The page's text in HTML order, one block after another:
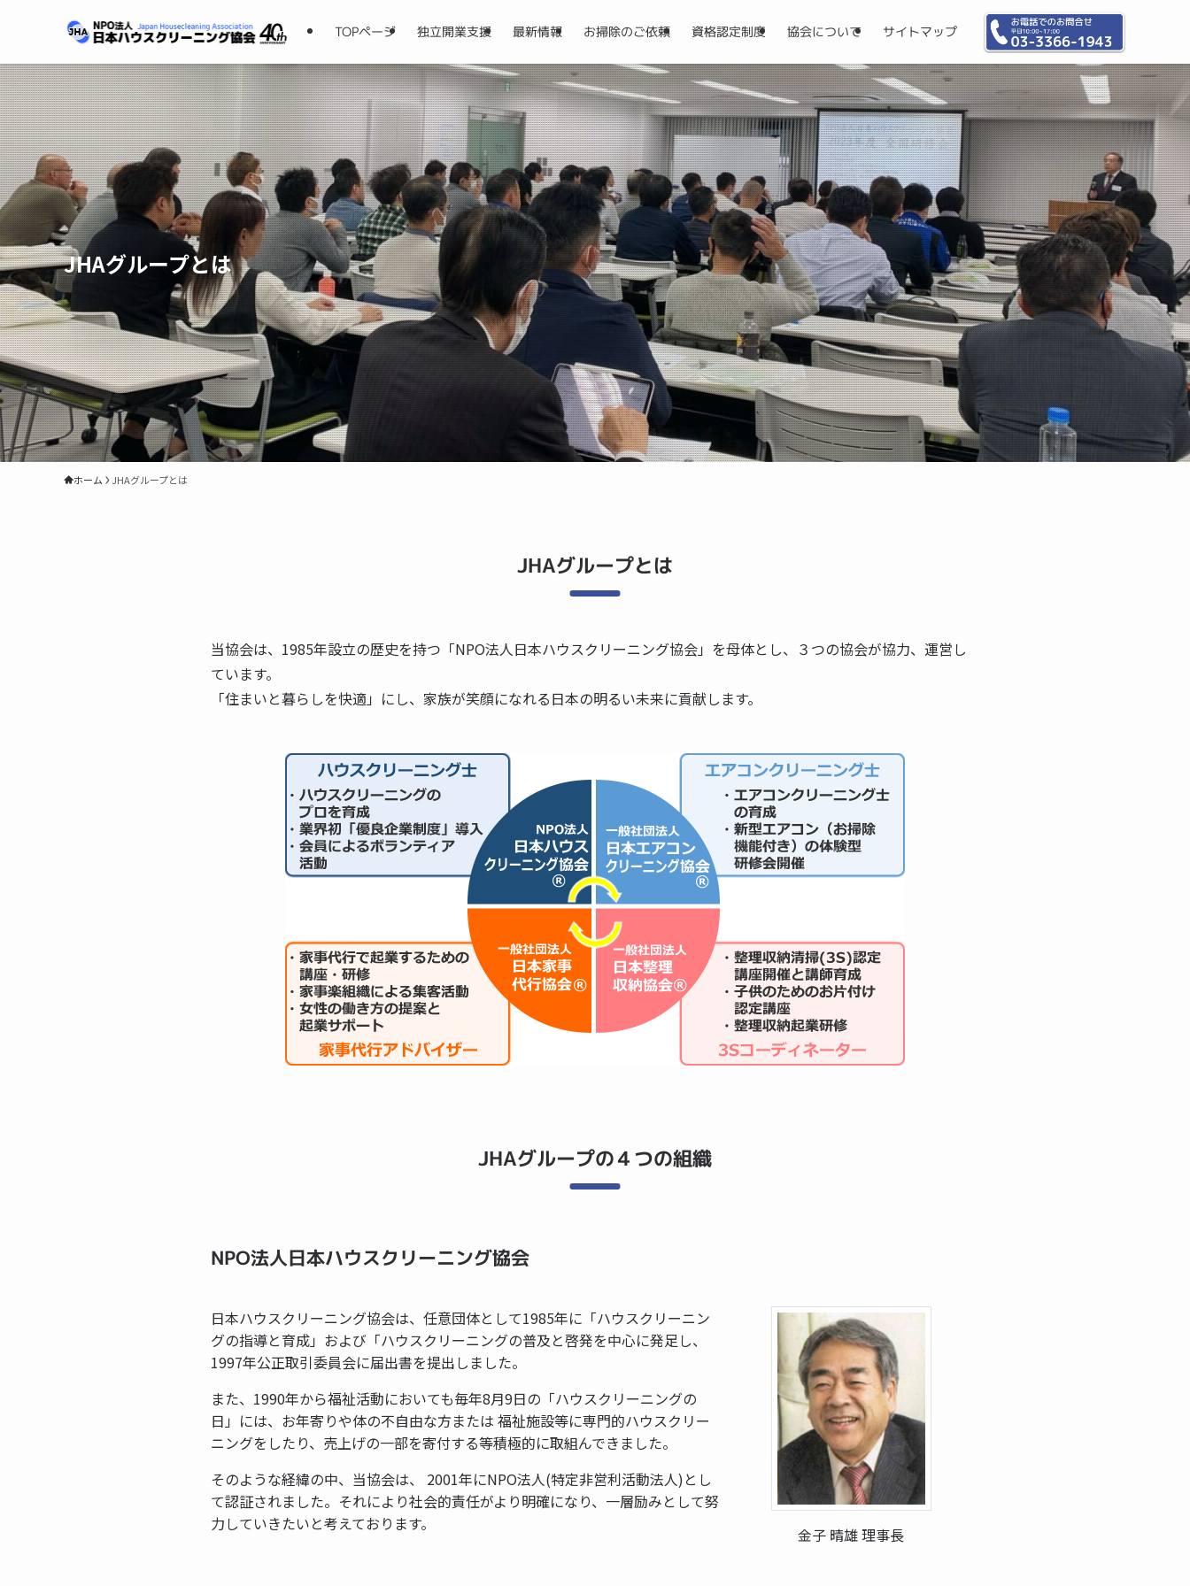
TOPページ 独立開業支援 最新情報 お掃除のご依頼 資格認定制度 協会について サイトマップ
JHAグループとは
ホーム JHAグループとは
JHAグループとは
当協会は、1985年設立の歴史を持つ「NPO法人日本ハウスクリーニング協会」を母体とし、３つの協会が協力、運営し
ています。
「住まいと暮らしを快適」にし、家族が笑顔になれる日本の明るい未来に貢献します。
JHAグループの４つの組織
NPO法人日本ハウスクリーニング協会
日本ハウスクリーニング協会は、任意団体として1985年に「ハウスクリーニン
グの指導と育成」および「ハウスクリーニングの普及と啓発を中心に発足し、
1997年公正取引委員会に届出書を提出しました。
また、1990年から福祉活動においても毎年8月9日の「ハウスクリーニングの
日」には、お年寄りや体の不自由な方または 福祉施設等に専門的ハウスクリー
ニングをしたり、売上げの一部を寄付する等積極的に取組んできました。
そのような経緯の中、当協会は、 2001年にNPO法人(特定非営利活動法人)とし
て認証されました。それにより社会的責任がより明確になり、一層励みとして努
力していきたいと考えております。
金子 晴雄 理事長